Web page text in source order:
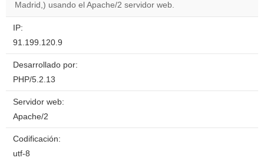
Madrid,) usando el Apache/2 servidor web.
IP:
91.199.120.9
Desarrollado por:
PHP/5.2.13
Servidor web:
Apache/2
Codificación:
utf-8